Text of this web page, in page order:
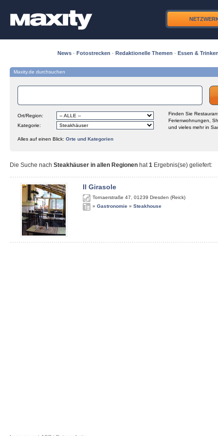
News · Fotostrecken · Redaktionelle Themen · Essen &
Maxity.de durchsuchen
Ort/Region:
Kategorie:
Finden Sie
Ferienwohnungen,
und vieles mehr in
Alles auf einen Blick: Orte und Kategorien
Die Suche nach Steakhäuser in allen Regionen hat1 Ergebnis(se) geliefert:
Il Girasole
Tornaerstraße 47 01239 Dresden (Reick)
» Gastronomie » Steakhouse